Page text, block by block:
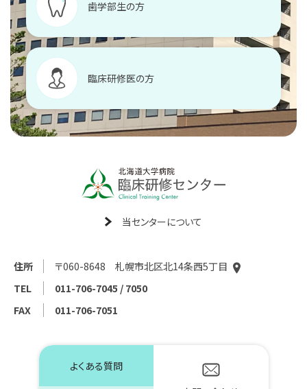
歯学部生の方
臨床研修医の方
当センターについて
住所
〒060-8648 札幌市北区北14条西5丁目
TEL
011-706-7045 / 7050
FAX
011-706-7051
よくある質問